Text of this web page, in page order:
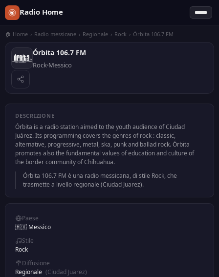
Radio Home
🏠 Home › Radio messicane › Regionale › Rock › Órbita 106.7 FM
Órbita 106.7 FM
Rock Messico
DESCRIZIONE
Órbita is a radio station aimed to the youth audience of Ciudad
Juárez. Its programming covers the genres of rock : classic,
alternative, progressive, metal, ska, punk and ballad rock. Órbita
promotes also the fundamental values of education and culture of
the border community of Chihuahua.
Órbita 106.7 FM è una radio messicana, di stile Rock, che
trasmette a livello regionale (Ciudad Juarez).
Paese
🇲🇽 Messico
Stile
Rock
Diffusione
Regionale (Ciudad Juarez)